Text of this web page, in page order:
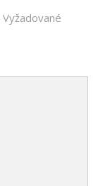
Vyžadované